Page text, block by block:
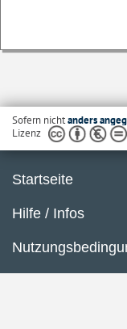
Sofern nichtanders
Lizenz
Startseite
Hilfe / Infos